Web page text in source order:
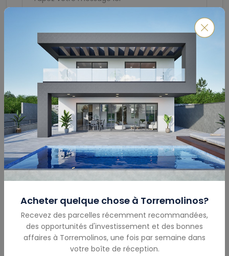
Acheter quelque chose à Torremolinos?
Recevez des parcelles récemment recommandées,
des opportunités d'investissement et des bonnes
affaires à Torremolinos, une fois par semaine dans
votre boîte de réception.
Soumettre
Montant Total(€)